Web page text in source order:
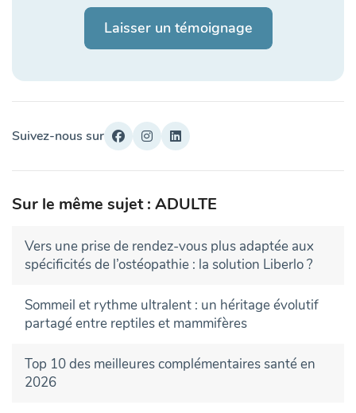
Laisser un témoignage
Suivez-nous sur
Sur le même sujet : ADULTE
Vers une prise de rendez-vous plus adaptée aux
spécificités de l’ostéopathie : la solution Liberlo ?
Sommeil et rythme ultralent : un héritage évolutif
partagé entre reptiles et mammifères
Top 10 des meilleures complémentaires santé en
2026